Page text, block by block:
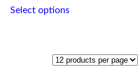
Select optionsproduct
The
options